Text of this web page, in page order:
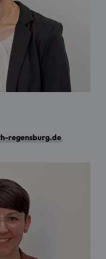
regensburg.de